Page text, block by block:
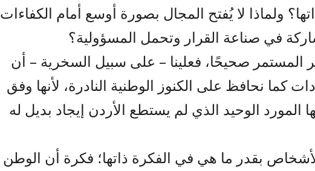
ولماذا لا يُفتح المجال بصورة أوسع أمام الكفاءات
في صناعة القرار وتحمل المسؤولية؟
المستمر صحيحًا، فعلينا – على سبيل السخرية – أن
كما نحافظ على الكنوز الوطنية النادرة، لأنها وفق
المورد الوحيد الذي لم يستطع الأردن إيجاد بديل له
بقدر ما هي في الفكرة ذاتها؛ فكرة أن الوطن